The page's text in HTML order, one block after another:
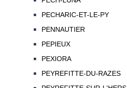
PECHARIC-ET-LE-PY
PENNAUTIER
PEPIEUX
PEXIORA
PEYREFITTE-DU-RAZES